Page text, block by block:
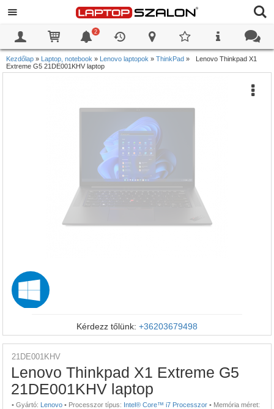
2
Kezdőlap » Laptop, notebook » Lenovo laptopok » ThinkPad »
Lenovo Thinkpad X1
Extreme G5 21DE001KHV laptop
Kérdezz tőlünk: +36203679498
21DE001KHV
Lenovo Thinkpad X1 Extreme G5
21DE001KHV laptop
• Gyártó: Lenovo • Processzor típus: Intel® Core™ i7 Processzor • Memória méret:
0
0